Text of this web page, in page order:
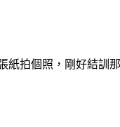
拍個照，剛好結